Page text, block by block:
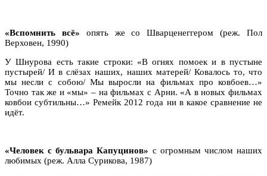
«Вспомнить всё» опять же со Шварценеггером (реж. Пол
Верховен, 1990)
У Шнурова есть такие строки: «В огнях помоек и в пустыне
пустырей/ И в слёзах наших, наших матерей/ Ковалось то, что
мы несли с собою/ Мы выросли на фильмах про ковбоев…»
Точно так же и «мы» – на фильмах с Арни. «А в новых фильмах
ковбои субтильны…» Ремейк 2012 года ни в какое сравнение не
идёт.
«Человек с бульвара Капуцинов» с огромным числом наших
любимых (реж. Алла Сурикова, 1987)